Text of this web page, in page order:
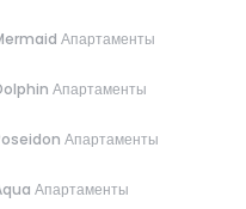
Апартаменты
Апартаменты
Апартаменты
Апартаменты